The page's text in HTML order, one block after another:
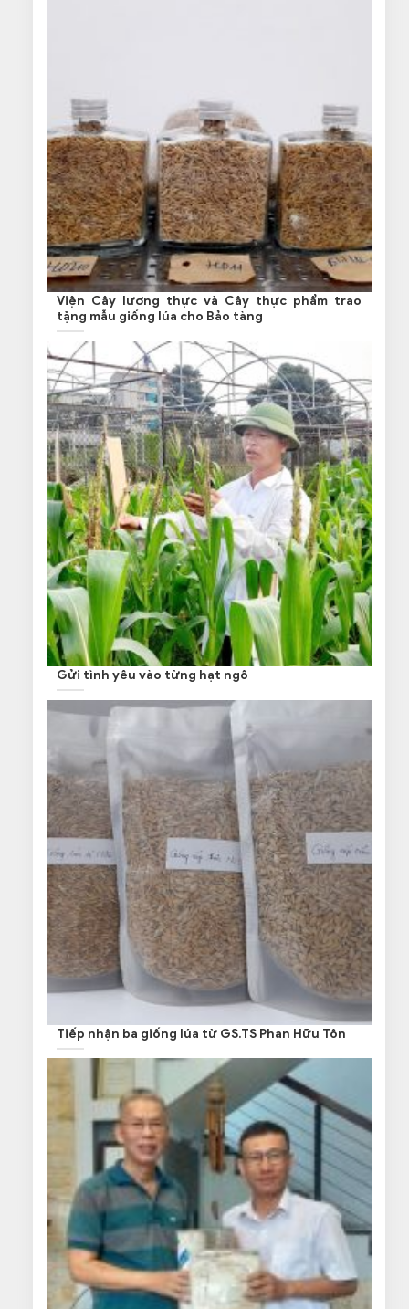
Viện Cây lương thực và Cây thực phẩm trao
tặng mẫu giống lúa cho Bảo tàng
Gửi tình yêu vào từng hạt ngô
Tiếp nhận ba giống lúa từ GS.TS Phan Hữu Tôn